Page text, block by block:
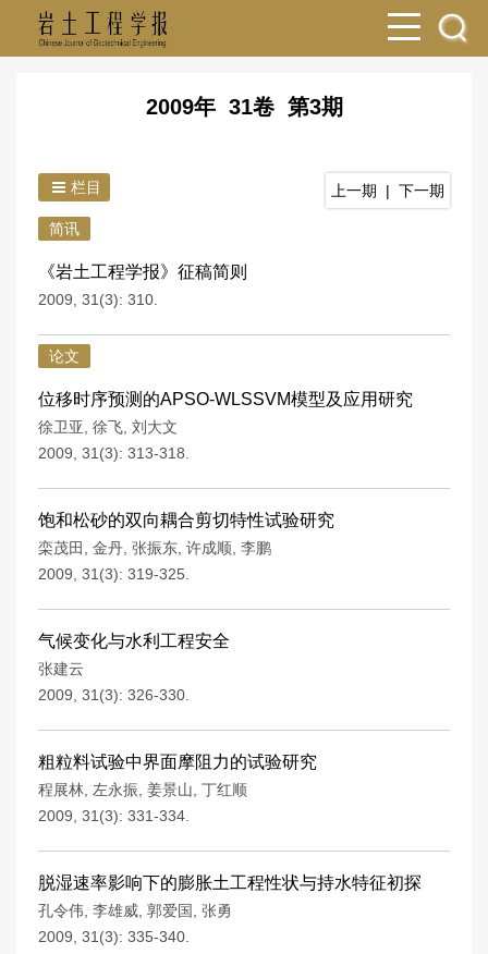
2009年 31卷 第3期
栏目 上一期 | 下一期
简讯
《岩土工程学报》征稿简则
2009, 31(3): 310.
论文
位移时序预测的APSO-WLSSVM模型及应用研究
徐卫亚 徐飞 刘大文
2009, 31(3): 313-318.
饱和松砂的双向耦合剪切特性试验研究
栾茂田 金丹 张振东 许成顺 李鹏
2009, 31(3): 319-325.
气候变化与水利工程安全
张建云
2009, 31(3): 326-330.
粗粒料试验中界面摩阻力的试验研究
程展林 左永振 姜景山 丁红顺
2009, 31(3): 331-334.
脱湿速率影响下的膨胀土工程性状与持水特征初探
孔令伟 李雄威 郭爱国
张勇
2009, 31(3): 335-340.